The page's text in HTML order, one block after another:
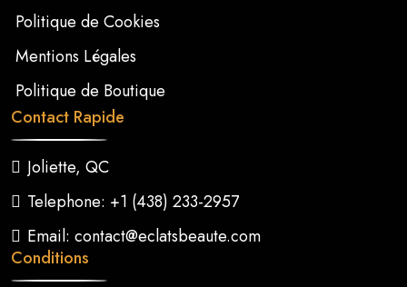
Politique de Cookies
Mentions Légales
Politique de Boutique
Contact Rapide
Joliette, QC
Telephone: +1 (438) 233-2957
Email: contact@eclatsbeaute.com
Conditions